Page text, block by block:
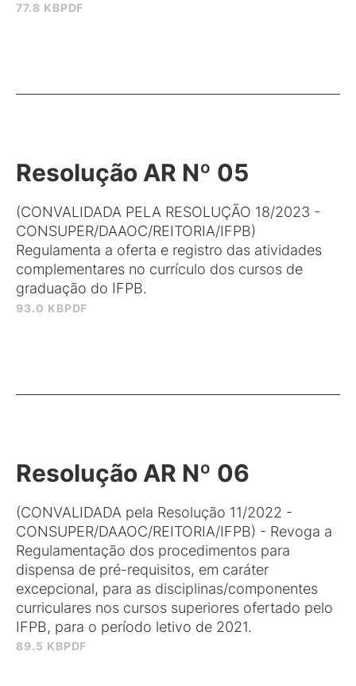
77.8 KBPDF
93.0 KBPDF
Resolução AR Nº 05
(CONVALIDADA PELA RESOLUÇÃO 18/2023 -
CONSUPER/DAAOC/REITORIA/IFPB)
Regulamenta a oferta e registro das atividades
complementares no currículo dos cursos de
graduação do IFPB.
89.5 KBPDF
Resolução AR Nº 06
(CONVALIDADA pela Resolução 11/2022 -
CONSUPER/DAAOC/REITORIA/IFPB) - Revoga a
Regulamentação dos procedimentos para
dispensa de pré-requisitos, em caráter
excepcional, para as disciplinas/componentes
curriculares nos cursos superiores ofertado pelo
IFPB, para o período letivo de 2021.